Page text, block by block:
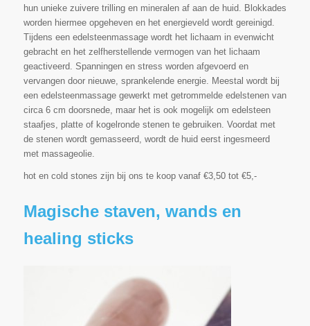
hun unieke zuivere trilling en mineralen af aan de huid. Blokkades
worden hiermee opgeheven en het energieveld wordt gereinigd.
Tijdens een edelsteenmassage wordt het lichaam in evenwicht
gebracht en het zelfherstellende vermogen van het lichaam
geactiveerd. Spanningen en stress worden afgevoerd en
vervangen door nieuwe, sprankelende energie. Meestal wordt bij
een edelsteenmassage gewerkt met getrommelde edelstenen van
circa 6 cm doorsnede, maar het is ook mogelijk om edelsteen
staafjes, platte of kogelronde stenen te gebruiken. Voordat met
de stenen wordt gemasseerd, wordt de huid eerst ingesmeerd
met massageolie.
hot en cold stones zijn bij ons te koop vanaf €3,50 tot €5,-
Magische staven, wands en
healing sticks